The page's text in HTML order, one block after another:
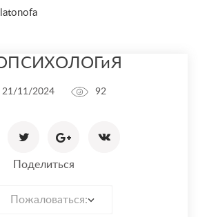
21/11/2024 92
Поделиться
Пожаловаться: